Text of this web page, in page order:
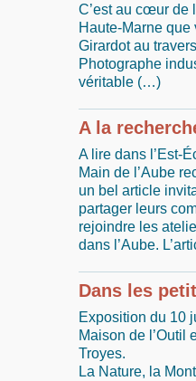
C’est au cœur de
Haute-Marne que
Girardot au
Photographe
véritable (…)
A la
A lire dans l’Est-
Main de l’Aube
un bel article
partager leurs
rejoindre les
dans l’Aube.
Dans les
Exposition du 10
Maison de l’Outil
Troyes.
La Nature, la